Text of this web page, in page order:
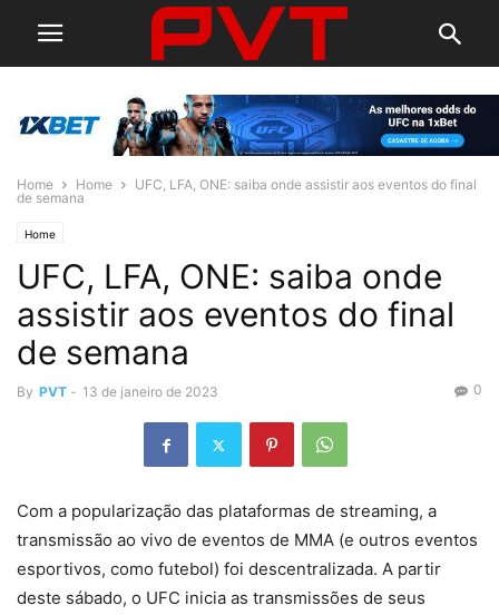
Home Home
UFC, LFA, ONE: saiba onde assistir aos eventos do final
de semana
Home
UFC, LFA, ONE: saiba onde
assistir aos eventos do final
de semana
By PVT - 13 de janeiro de 2023 0
Com a popularização das plataformas de streaming, a
transmissão ao vivo de eventos de MMA (e outros eventos
esportivos, como futebol) foi descentralizada. A partir
deste sábado, o UFC inicia as transmissões de seus